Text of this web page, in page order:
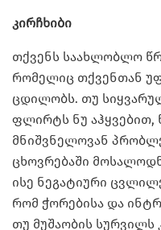
კირჩხიბი
თქვენს საახლობლო
რომელიც თქვენთან
ცდილობს. თუ
ფლირტს ნუ აჰყვებით,
მნიშვნელოვან
ცხოვრებაში
ისე ნეგატიური
რომ ჭორებისა და
თუ მუშაობის სურვილს